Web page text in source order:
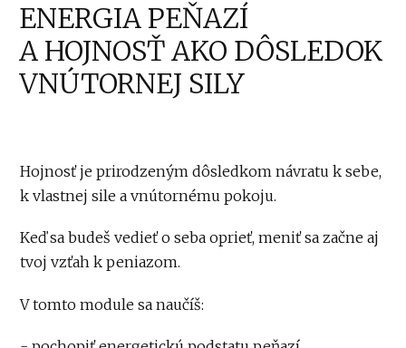
ENERGIA PEŇAZÍ
A HOJNOSŤ AKO DÔSLEDOK
VNÚTORNEJ SILY
Hojnosť je prirodzeným dôsledkom návratu k sebe,
k vlastnej sile a vnútornému pokoju.
Keď sa budeš vedieť o seba oprieť, meniť sa začne aj
tvoj vzťah k peniazom.
V tomto module sa naučíš: